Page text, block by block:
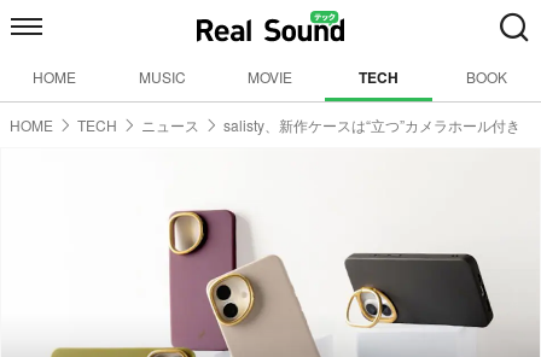
HOME MUSIC MOVIE TECH BOOK
HOME TECH ニュース salisty、新作ケースは“立つ”カメラホール付き